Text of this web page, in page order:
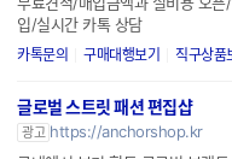
광고 http://m.jikgubuy.com
무료견적/매입금액과 실비용 오
입/실시간 카톡 상담
카톡문의 구매대행보기 직구상품
글로벌 스트릿 패션 편집샵